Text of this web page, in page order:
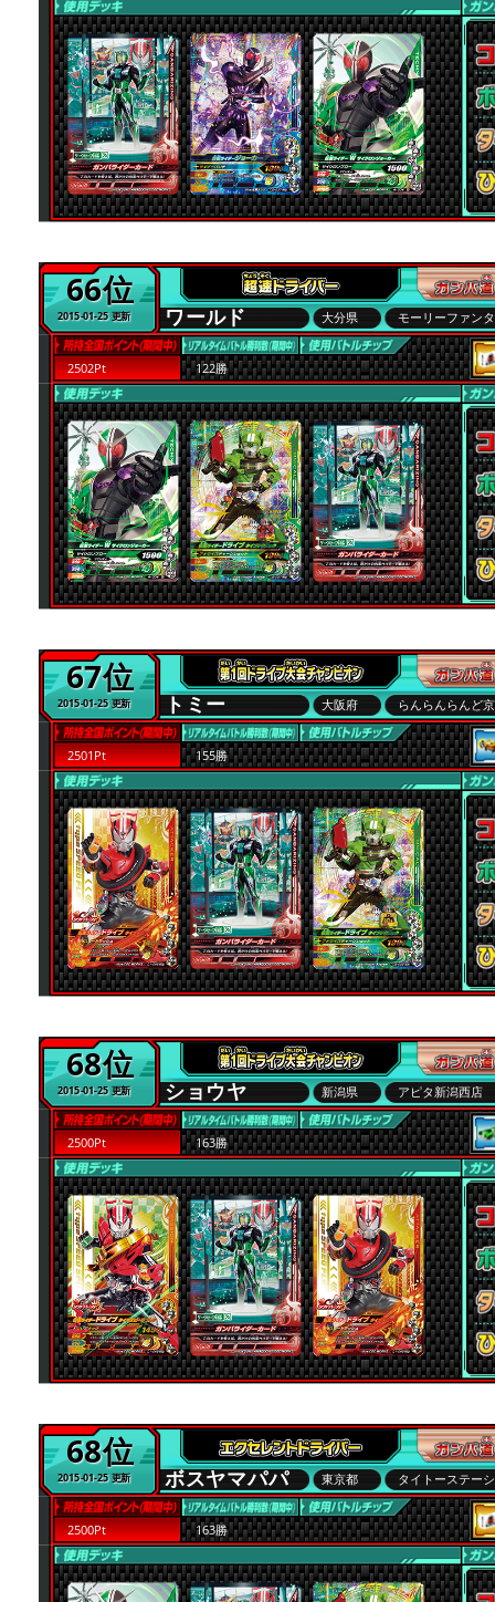
66位
2015-01-25 更新 ワールド 大分県 モーリーファン
2502Pt 122勝
67位
2015-01-25 更新 トミー 大阪府 らんらんらんど
2501Pt 155勝
68位
2015-01-25 更新 ショウヤ 新潟県 アピタ新潟西店
2500Pt 163勝
68位
2015-01-25 更新 ボスヤマパパ 東京都 タイトーステー
2500Pt 163勝